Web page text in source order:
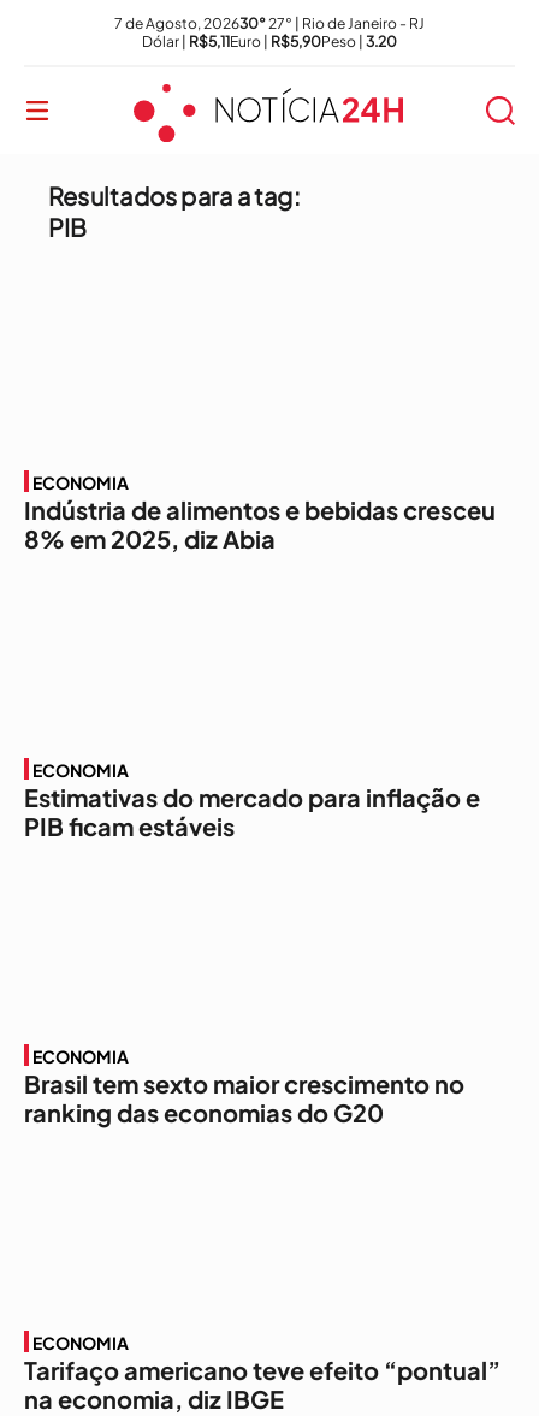
7 de Agosto, 202630°27° | Rio de Janeiro - RJ
Dólar | R$5,11Euro | R$5,90Peso | 3.20
Resultados para a tag:
PIB
ECONOMIA
Indústria de alimentos e bebidas cresceu
8% em 2025, diz Abia
ECONOMIA
Estimativas do mercado para inflação e
PIB ficam estáveis
ECONOMIA
Brasil tem sexto maior crescimento no
ranking das economias do G20
ECONOMIA
Tarifaço americano teve efeito “pontual”
na economia, diz IBGE